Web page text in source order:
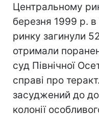
Центральному
березня 1999 р. в
ринку загинули
отримали
суд Північної
справі про
засуджений до
колонії